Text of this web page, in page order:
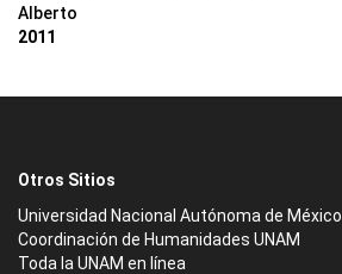
Alberto
2011
Otros Sitios
Universidad Nacional Autónoma de México
Coordinación de Humanidades UNAM
Toda la UNAM en línea